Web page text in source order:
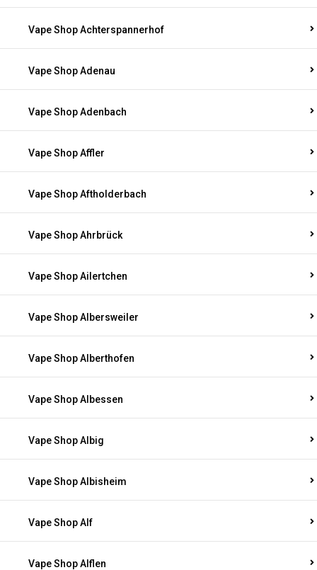
Vape Shop Achterspannerhof
Vape Shop Adenau
Vape Shop Adenbach
Vape Shop Affler
Vape Shop Aftholderbach
Vape Shop Ahrbrück
Vape Shop Ailertchen
Vape Shop Albersweiler
Vape Shop Alberthofen
Vape Shop Albessen
Vape Shop Albig
Vape Shop Albisheim
Vape Shop Alf
Vape Shop Alflen